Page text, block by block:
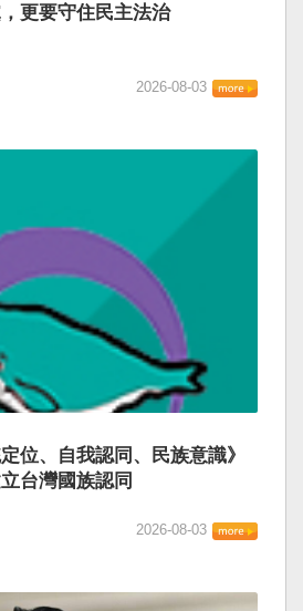
更要守住民主法治
2026-08-03
位、自我認同、民族意識》
台灣國族認同
2026-08-03